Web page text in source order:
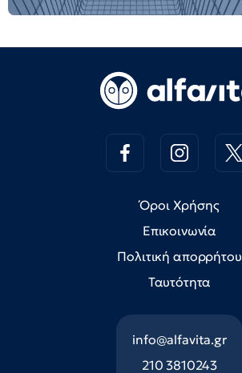
Όροι Χρήσης
Επικοινωνία
Πολιτική απορρήτου
Ταυτότητα
info@alfavita.gr
210 3810243